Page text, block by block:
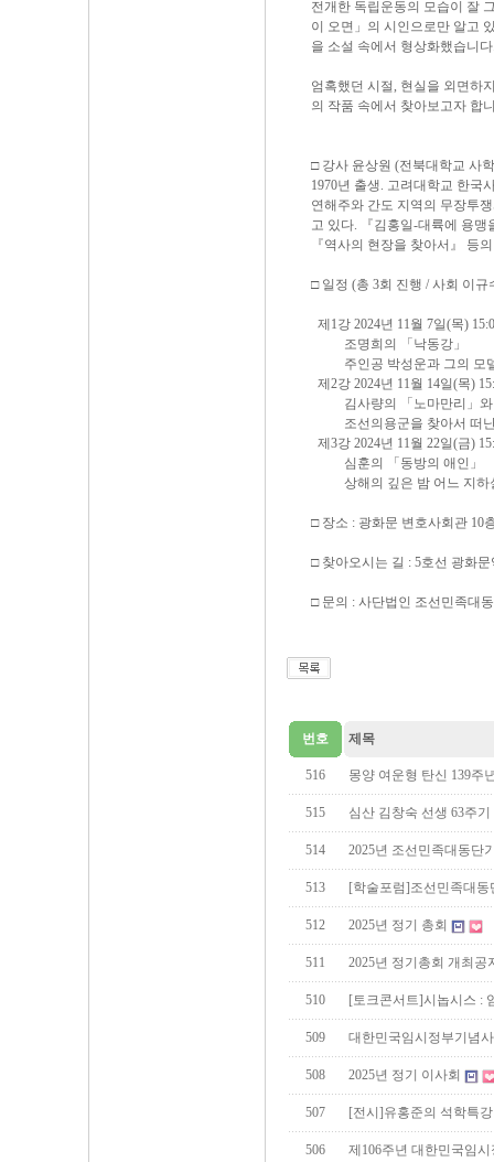
전개한 독립운동의 모습이 잘
이 오면」의 시인으로만 알고
을 소설 속에서 형상화했습니
엄혹했던 시절, 현실을 외면하
의 작품 속에서 찾아보고자 합
□ 강사 윤상원 (전북대학교 사
1970년 출생. 고려대학교 한국
연해주와 간도 지역의 무장투
고 있다. 『김홍일-대륙에 용
『역사의 현장을 찾아서』 등
□ 일정 (총 3회 진행 / 사회 이규
제1강 2024년 11월 7일(목)
조명희의 「낙동강」
주인공 박성운과 그의 모델
제2강 2024년 11월 14일(목)
김사량의 「노마만리」와
조선의용군을 찾아서 떠
제3강 2024년 11월 22일(금)
심훈의 「동방의 애인」
상해의 깊은 밤 어느 지하
□ 장소 : 광화문 변호사회관 10
□ 찾아오시는 길 : 5호선 광화
□ 문의 : 사단법인 조선민족대
번호 제목
516 몽양 여운형 탄신 139주
515 심산 김창숙 선생 63주
514 2025년 조선민족대동단
513 [학술포럼]조선민족대
512 2025년 정기 총회
511 2025년 정기총회 개최공
510 [토크콘서트]시놉시스 :
509 대한민국임시정부기념
508 2025년 정기 이사회
507 [전시]유홍준의 석학특
506 제106주년 대한민국임